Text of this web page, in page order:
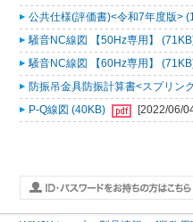
公共仕様(評価書)<令和7年度版>
騒音NC線図 【50Hz専用】
騒音NC線図 【60Hz専用】
防振吊金具防振計算書<スプリン
P-Q線図 (40KB)
[2022/06/